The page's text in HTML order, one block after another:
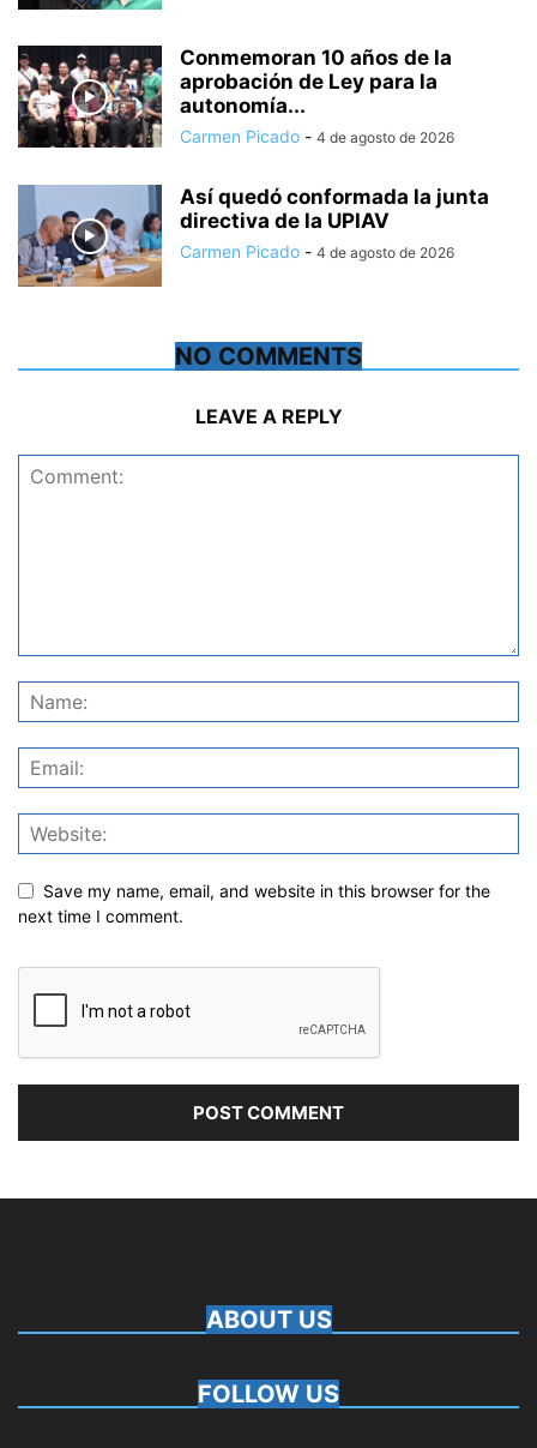
Conmemoran 10 años de la
aprobación de Ley para la
autonomía...
Carmen Picado - 4 de agosto de 2026
Así quedó conformada la junta
directiva de la UPIAV
Carmen Picado - 4 de agosto de 2026
NO COMMENTS
LEAVE A REPLY
Save my name, email, and website in this browser for the
next time I comment.
ABOUT US
FOLLOW US